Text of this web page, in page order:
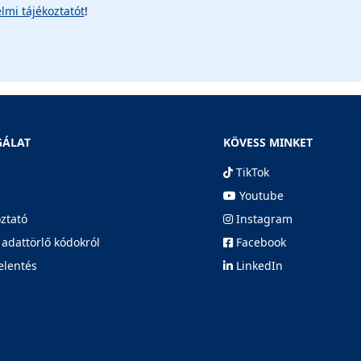
tájékoztatót!
kódokról
KÖVESS MINKET
TikTok
Youtube
Instagram
Facebook
LinkedIn